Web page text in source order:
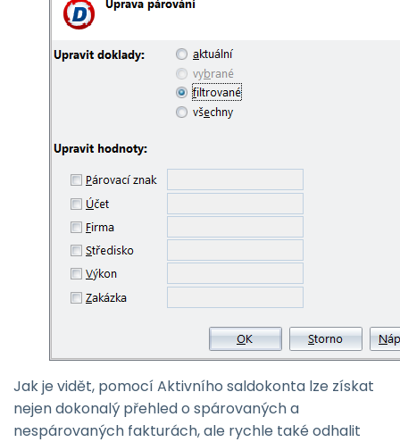
Jak je vidět, pomocí Aktivního saldokonta lze získat
nejen dokonalý přehled o spárovaných a
nespárovaných fakturách, ale rychle také odhalit